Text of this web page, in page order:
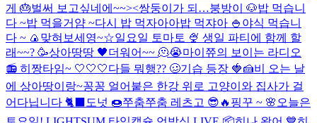
게 🎂벌써 보고싶네에~~><쌍둥이가 되…붕방이 🐶밥 먹습니
다 ~밥 먹을거얌 ~다시 밥 먹자아아밥 먹쟈아 🍚 야식 먹습니
다 ~ 🍙 맞혀보세영~☆일요일 토마토 🍨 생일 파티에 함께 할
래~~? 🥳상아땅땅 🖤더워어~~ 🫠😭마이쮸의 보이는 라디오
📻 히짱타임~ 🤍🤍🤍다들 뭐행?? 🥴기습 등장 🍓🍰비 오는 날
에 상아땅이랑~꽁꽁 얼어붙은 한강 위로 고양이와 집사가 걸
어다닙니다 🐈‍⬛️
도넛 🍩쭈춤쭈춤 레츠고 😎🔥 핑꾸 ~ 🌸 오늘은